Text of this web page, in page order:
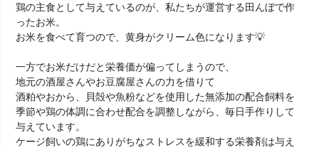
鶏の主食として与えているのが、私たちが運営する田んぼで作
ったお米。
お米を食べて育つので、黄身がクリーム色になります💡
一方でお米だけだと栄養価が偏ってしまうので、
地元の酒屋さんやお豆腐屋さんの力を借りて
酒粕やおから、貝殻や魚粉などを使用した無添加の配合飼料を
季節や鶏の体調に合わせ配合を調整しながら、毎日手作りして
与えています。
ケージ飼いの鶏にありがちなストレスを緩和する栄養剤は与え